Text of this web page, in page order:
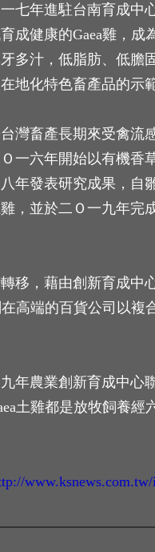
七年進駐台南育成中
成健康的Gaea雞，
多汁，低脂肪、低
地化特色畜產品的示
灣畜產長期來受禽流
一六年開始以有機
年發表研究成果，自
，並於二Ｏ一九年
移，藉由創新育成
高端的百貨公司以
年農業創新育成中
土雞都是放牧飼養
www.ksnews.com.tw/